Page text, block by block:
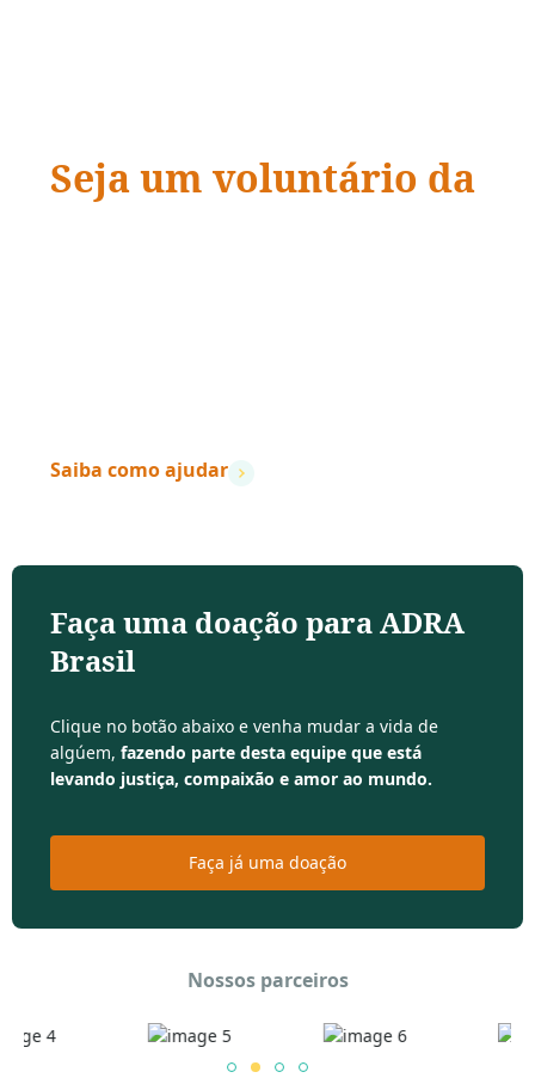
Seja um voluntário da
Saiba como ajudar
Faça uma doação para ADRA
Brasil
Clique no botão abaixo e venha mudar a vida de
algúem, fazendo parte desta equipe que está
levando justiça, compaixão e amor ao mundo.
Faça já uma doação
Nossos parceiros